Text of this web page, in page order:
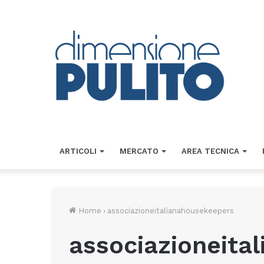
ARTICOLI MERCATO AREA TECNICA
Home › associazioneitalianahousekeepers